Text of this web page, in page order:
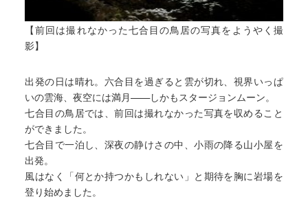
【前回は撮れなかった七合目の鳥居の写真をようやく撮
影】
出発の日は晴れ。六合目を過ぎると雲が切れ、視界いっぱ
いの雲海、夜空には満月——しかもスタージョンムーン。
七合目の鳥居では、前回は撮れなかった写真を収めること
ができました。
七合目で一泊し、深夜の静けさの中、小雨の降る山小屋を
出発。
風はなく「何とか持つかもしれない」と期待を胸に岩場を
登り始めました。